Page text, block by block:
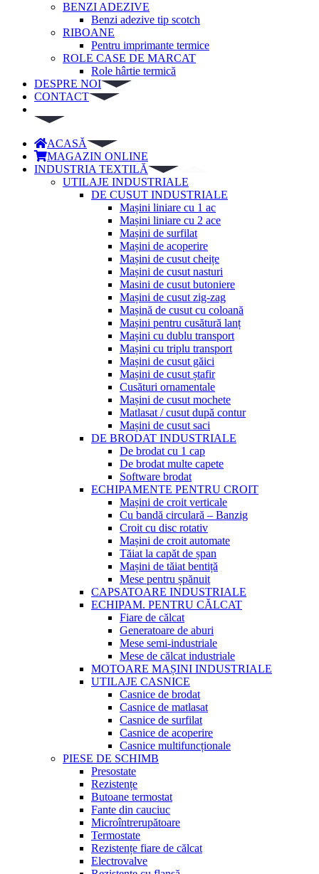
BENZI ADEZIVE
Benzi adezive tip scotch
RIBOANE
Pentru imprimante termice
ROLE CASE DE MARCAT
Role hârtie termică
DESPRE NOI
CONTACT
ACASĂ
MAGAZIN ONLINE
INDUSTRIA TEXTILĂ
UTILAJE INDUSTRIALE
DE CUSUT INDUSTRIALE
Mașini liniare cu 1 ac
Mașini liniare cu 2 ace
Mașini de surfilat
Mașini de acoperire
Mașini de cusut cheițe
Mașini de cusut nasturi
Masini de cusut butoniere
Mașini de cusut zig-zag
Mașină de cusut cu coloană
Mașini pentru cusătură lanț
Mașini cu dublu transport
Mașini cu triplu transport
Mașini de cusut găici
Mașini de cusut ștafir
Cusături ornamentale
Mașini de cusut mochete
Matlasat / cusut după contur
Mașini de cusut saci
DE BRODAT INDUSTRIALE
De brodat cu 1 cap
De brodat multe capete
Software brodat
ECHIPAMENTE PENTRU CROIT
Mașini de croit verticale
Cu bandă circulară – Banzig
Croit cu disc rotativ
Mașini de croit automate
Tăiat la capăt de șpan
Mașini de tăiat bentiță
Mese pentru șpănuit
CAPSATOARE INDUSTRIALE
ECHIPAM. PENTRU CĂLCAT
Fiare de călcat
Generatoare de aburi
Mese semi-industriale
Mese de călcat industriale
MOTOARE MAȘINI INDUSTRIALE
UTILAJE CASNICE
Casnice de brodat
Casnice de matlasat
Casnice de surfilat
Casnice de acoperire
Casnice multifuncționale
PIESE DE SCHIMB
Presostate
Rezistențe
Butoane termostat
Fante din cauciuc
Microîntrerupătoare
Termostate
Rezistențe fiare de călcat
Electrovalve